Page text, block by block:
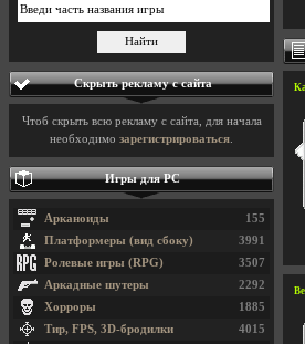
Скрыть рекламу с сайта
Чтоб скрыть всю рекламу с сайта, для начала
необходимо зарегистрироваться
Игры для PC
155
Арканоиды
3991
Платформеры (вид сбоку)
3507
Ролевые игры (RPG)
2292
Аркадные шутеры
1885
Хорроры
4015
Тир, FPS, 3D-бродилки